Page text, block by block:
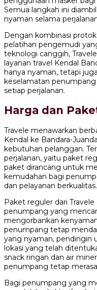
Semua langkah ini
nyaman selama
Dengan kombinasi
pelatihan pengemudi
teknologi canggih,
layanan travel Kendal
hanya nyaman, tetapi
keselamatan
setiap perjalanan.
Harga dan
Travele menawarkan
Kendal ke Bandara-
kebutuhan pelanggan.
perjalanan, yaitu paket
paket dirancang untuk
kemudahan bagi
dan pelayanan berkualitas.
Paket reguler dari
penumpang yang
mengorbankan
penumpang tetap
yang nyaman, pendingin
lokasi yang telah
snack ringan dan air
penumpang tetap
Bagi penumpang yang